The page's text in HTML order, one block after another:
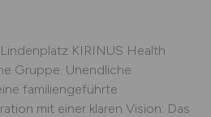
KIRINUS Health
Gruppe. Unendliche
familiengeführte
mit einer klaren Vision: Das